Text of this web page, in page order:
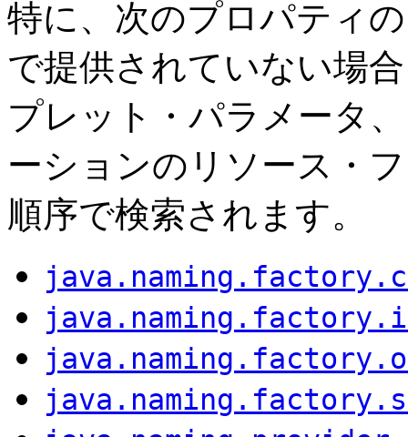
特に、次のプロパティ
で提供されていない場
プレット・パラメータ
ーションのリソース・
順序で検索されます。